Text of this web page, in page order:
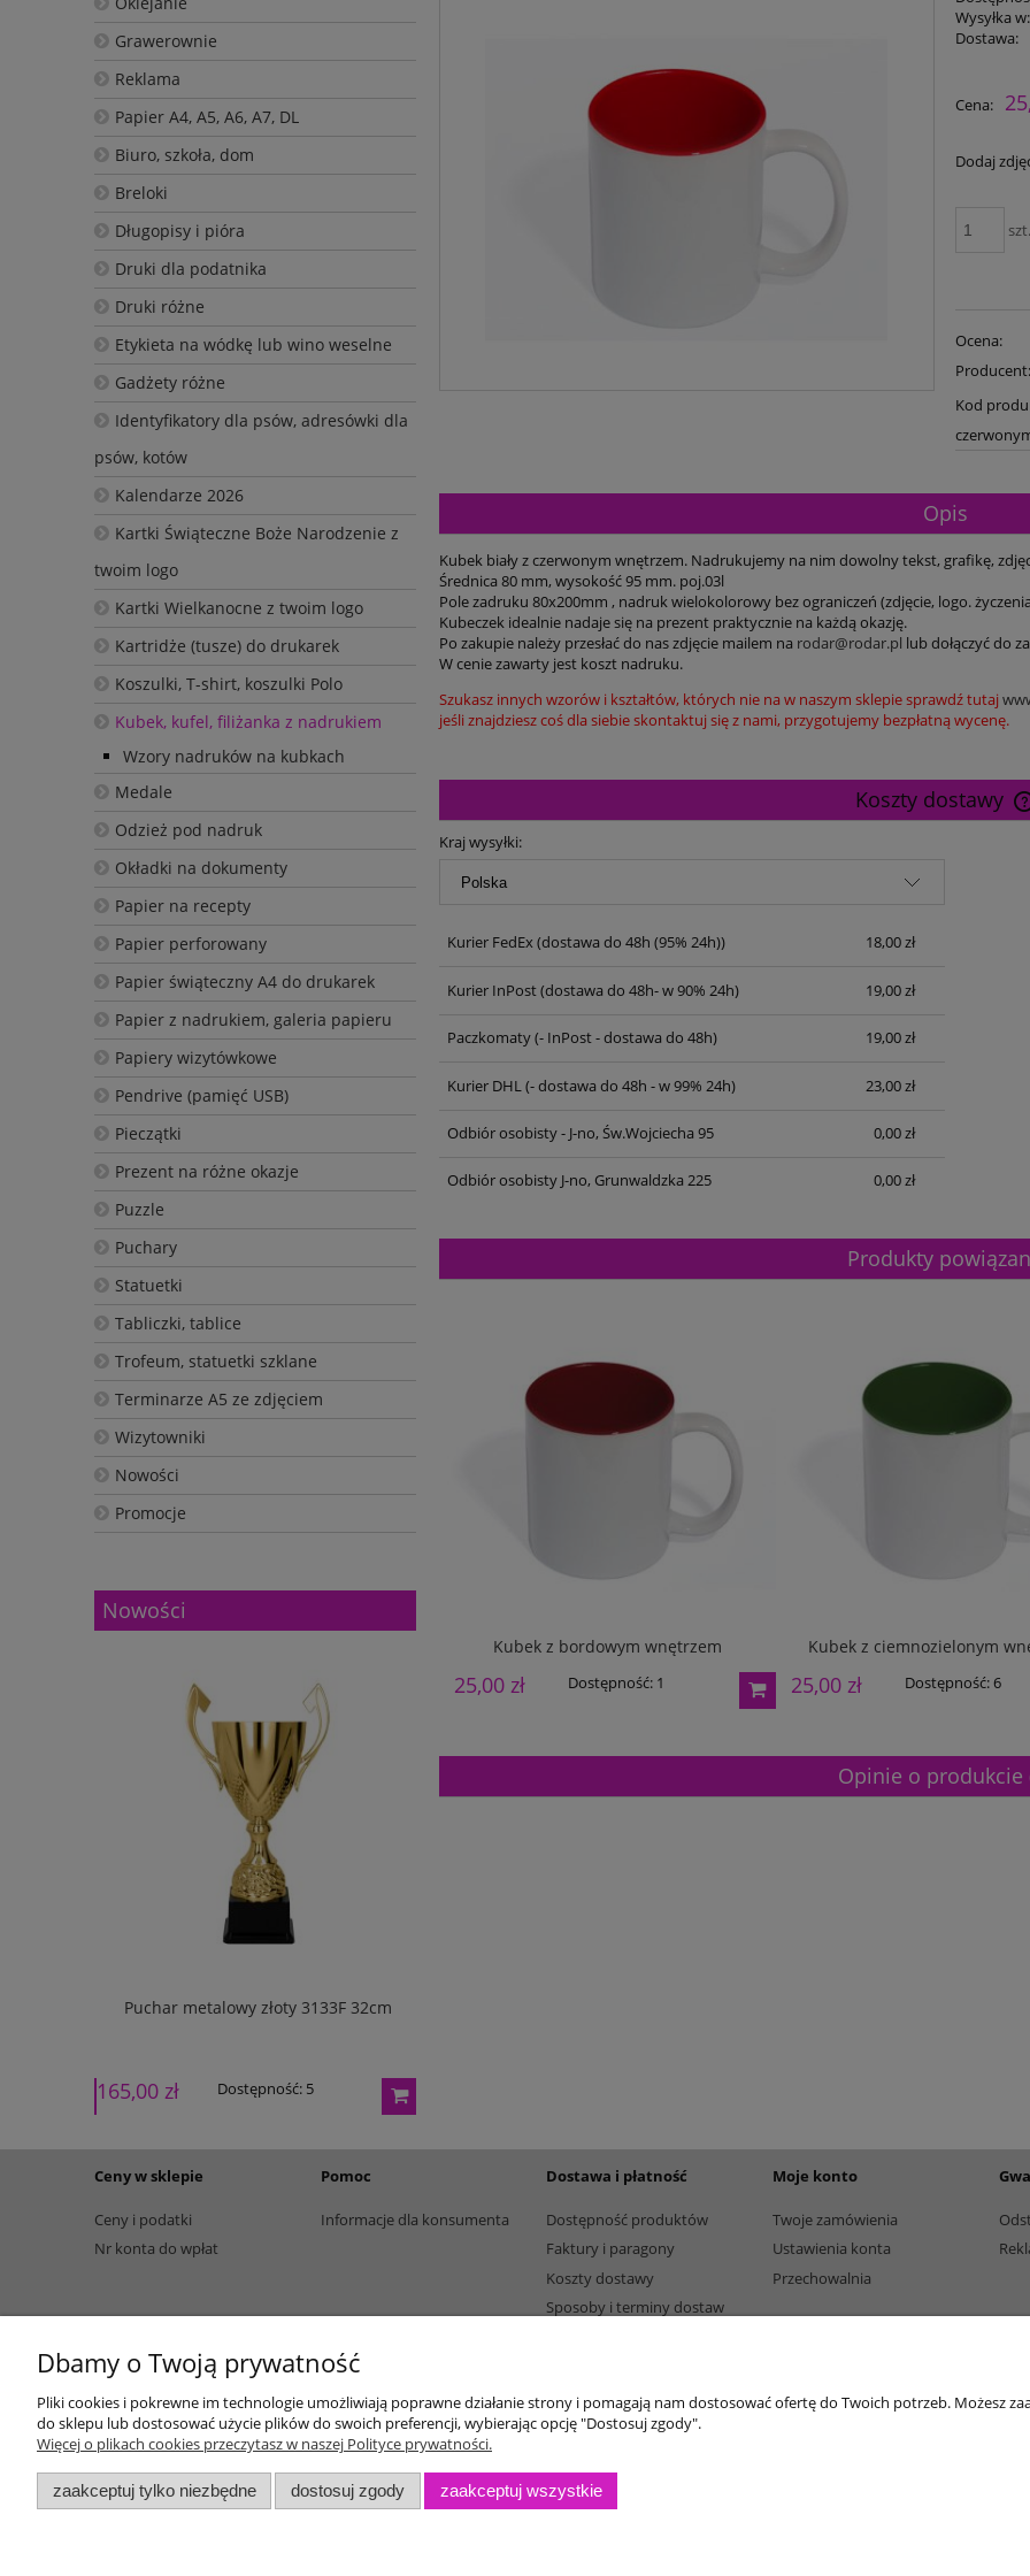
Grawerownie
Reklama
Papier A4, A5, A6, A7, DL
Biuro, szkoła, dom
Breloki
Długopisy i pióra
Druki dla podatnika
Druki różne
Etykieta na wódkę lub wino weselne
Gadżety różne
Identyfikatory dla psów, adresówki dla
psów, kotów
Kalendarze 2026
Kartki Świąteczne Boże Narodzenie z
twoim logo
Kartki Wielkanocne z twoim logo
Kartridże (tusze) do drukarek
Koszulki, T-shirt, koszulki Polo
Kubek, kufel, filiżanka z nadrukiem
Wzory nadruków na kubkach
Medale
Odzież pod nadruk
Okładki na dokumenty
Papier na recepty
Papier perforowany
Papier świąteczny A4 do drukarek
Papier z nadrukiem, galeria papieru
Papiery wizytówkowe
Pendrive (pamięć USB)
Pieczątki
Prezent na różne okazje
Puzzle
Puchary
Statuetki
Tabliczki, tablice
Trofeum, statuetki szklane
Terminarze A5 ze zdjęciem
Wizytowniki
Nowości
Promocje
Nowości
Puchar metalowy złoty 3133F 32cm
165,00 zł Dostępność: 5
Wysyłka w:
Dostawa:
Cena:
Dodaj
Ocena:
Kod
Opis
Kubek biały z czerwonym wnętrzem. Nadrukujemy na nim dowolny tekst, grafikę,
Średnica 80 mm, wysokość 95 mm. poj.03l
Pole zadruku 80x200mm , nadruk wielokolorowy bez ograniczeń (zdjęcie, logo.
Kubeczek idealnie nadaje się na prezent praktycznie na każdą okazję.
Po zakupie należy przesłać do nas zdjęcie mailem na rodar@rodar.pl lub dołączyć do
W cenie zawarty jest koszt nadruku.
Szukasz innych wzorów i kształtów, których nie na w naszym sklepie sprawdź tutaj
jeśli znajdziesz coś dla siebie skontaktuj się z nami, przygotujemy bezpłatną wycenę.
Koszty dostawy
Kraj wysyłki:
Kurier FedEx(dostawa do 48h (95% 24h)) 18,00 zł
Kurier InPost(dostawa do 48h- w 90% 24h) 19,00 zł
Paczkomaty(- InPost - dostawa do 48h) 19,00 zł
Kurier DHL(- dostawa do 48h - w 99% 24h) 23,00 zł
Odbiór osobisty - J-no, Św.Wojciecha 95 0,00 zł
Odbiór osobisty J-no, Grunwaldzka 225 0,00 zł
Produkty
Kubek z bordowym wnętrzem
25,00 zł Dostępność: 1
Kubek z ciemnozielonym
25,00 zł Dostępność:6
Opinie o produkcie
Ceny w sklepie
Ceny i podatki
Nr konta do wpłat
Pomoc
Informacje dla konsumenta
Dostawa i płatność
Dostępność produktów
Faktury i paragony
Koszty dostawy
Sposoby i terminy dostaw
Moje konto
Twoje zamówienia
Ustawienia konta
Przechowalnia
Dbamy o Twoją prywatność
Pliki cookies i pokrewne im technologie umożliwiają poprawne działanie strony i pomagają nam dostosować ofertę do Twoich potrzeb. Możesz
do sklepu lub dostosować użycie plików do swoich preferencji, wybierając opcję "Dostosuj zgody".
Więcej o plikach cookies przeczytasz w naszej Polityce prywatności.
zaakceptuj tylko niezbędne dostosuj zgody zaakceptuj wszystkie